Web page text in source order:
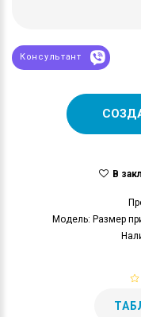
Консультант
В
Модель: Размер